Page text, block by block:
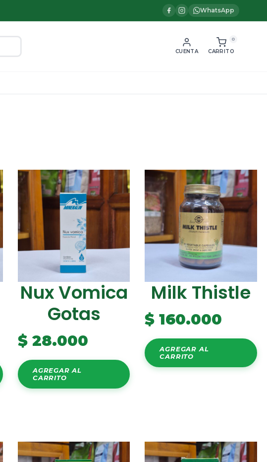
WhatsApp
CUENTA
0
CARRITO
Nux Vomica
Gotas
$ 28.000
AGREGAR AL
CARRITO
Milk Thistle
$ 160.000
AGREGAR AL
CARRITO